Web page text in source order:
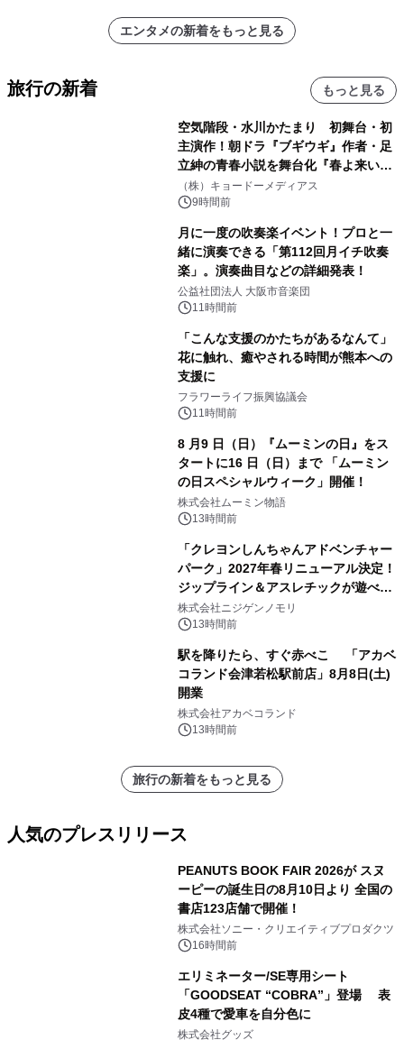
エンタメの新着をもっと見る
旅行の新着 もっと見る
空気階段・水川かたまり 初舞台・初
主演作！朝ドラ『ブギウギ』作者・足
立紳の青春小説を舞台化『春よ来い、
マジで来い』キービジュアル解禁！
（株）キョードーメディアス
9時間前
月に一度の吹奏楽イベント！プロと一
緒に演奏できる「第112回月イチ吹奏
楽」。演奏曲目などの詳細発表！
公益社団法人 大阪市音楽団
11時間前
「こんな支援のかたちがあるなんて」
花に触れ、癒やされる時間が熊本への
支援に
フラワーライフ振興協議会
11時間前
8 月9 日（日）『ムーミンの日』をス
タートに16 日（日）まで 「ムーミン
の日スペシャルウィーク」開催！
株式会社ムーミン物語
13時間前
「クレヨンしんちゃんアドベンチャー
パーク」2027年春リニューアル決定！
ジップライン＆アスレチックが遊べる
のは今年が最後！ 「ラスト！ドキがム
ネムネ～大作戦！」始動
株式会社ニジゲンノモリ
13時間前
駅を降りたら、すぐ赤べこ 「アカベ
コランド会津若松駅前店」8月8日(土)
開業
株式会社アカベコランド
13時間前
旅行の新着をもっと見る
人気のプレスリリース
PEANUTS BOOK FAIR 2026が スヌ
ーピーの誕生日の8月10日より 全国の
書店123店舗で開催！
株式会社ソニー・クリエイティブプロダクツ
16時間前
エリミネーター/SE専用シート
「GOODSEAT “COBRA”」登場 表
皮4種で愛車を自分色に
株式会社グッズ